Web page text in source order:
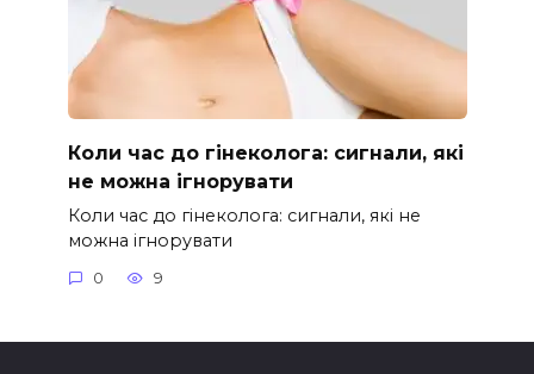
Коли час до гінеколога: сигнали, які
не можна ігнорувати
Коли час до гінеколога: сигнали, які не
можна ігнорувати
0 9